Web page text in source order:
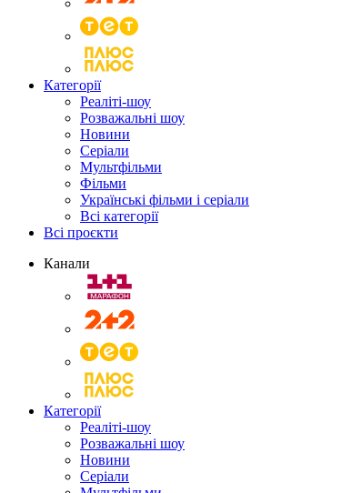
Категорії
Реаліті-шоу
Розважальні шоу
Новини
Серіали
Мультфільми
Фільми
Українські фільми і серіали
Всі категорії
Всі проєкти
Канали
Категорії
Реаліті-шоу
Розважальні шоу
Новини
Серіали